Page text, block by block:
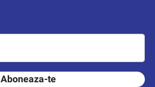
Aboneaza-te